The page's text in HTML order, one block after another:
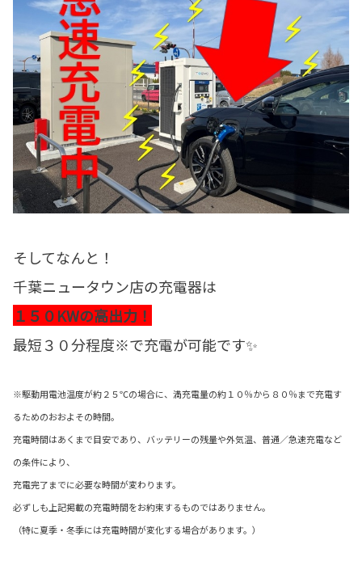
そしてなんと！
千葉ニュータウン店の充電器は
１５０KWの高出力！
最短３０分程度※で充電が可能です✨
※駆動用電池温度が約２５℃の場合に、満充電量の約１０％から８０％まで充電す
るためのおおよその時間。
充電時間はあくまで目安であり、バッテリーの残量や外気温、普通／急速充電など
の条件により、
充電完了までに必要な時間が変わります。
必ずしも上記掲載の充電時間をお約束するものではありません。
（特に夏季・冬季には充電時間が変化する場合があります。）